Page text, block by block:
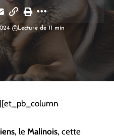
Lecture de 11 min
, le Malinois, cette